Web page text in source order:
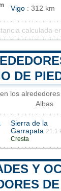
Vigo : 312 km
calculada
DE
los
Albas
Sierra de la
Garrapata 21.1
Cresta
Y